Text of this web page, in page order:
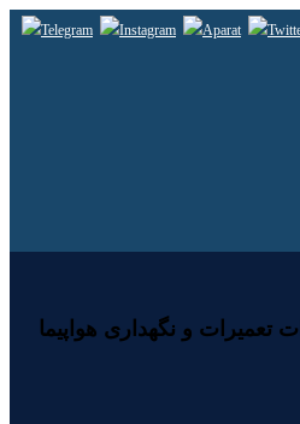
تعمیرات و نگهداری هواپیما